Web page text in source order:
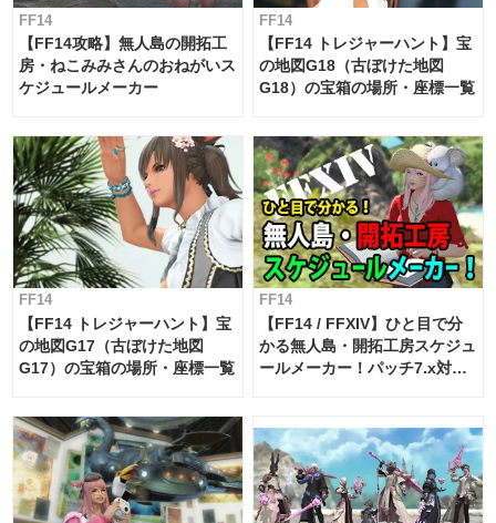
FF14
【FF14攻略】無人島の開拓工
房・ねこみみさんのおねがいス
ケジュールメーカー
FF14
【FF14 トレジャーハント】宝
の地図G18（古ぼけた地図
G18）の宝箱の場所・座標一覧
FF14
【FF14 トレジャーハント】宝
の地図G17（古ぼけた地図
G17）の宝箱の場所・座標一覧
FF14
【FF14 / FFXIV】ひと目で分
かる無人島・開拓工房スケジュ
ールメーカー！パッチ7.x対応